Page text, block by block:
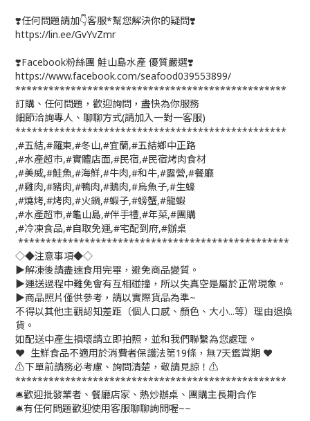
❣️任何問題請加👇客服*幫您解決你的疑問❣️
https://lin.ee/GvYvZmr
❣️Facebook粉絲團 鮭山島水產 優質嚴選❣️
https://www.facebook.com/seafood039553899/
*************************************************
訂購、任何問題，歡迎詢問，盡快為你服務
細節洽詢專人、聊聊方式(請加入一對一客服)
*************************************************
,#五結,#羅東,#冬山,#宜蘭,#五結鄉中正路
,#水產超市,#實體店面,#民宿,#民宿烤肉食材
,#美威,#鮭魚,#海鮮,#牛肉,#和牛,#露營,#餐廳
,#雞肉,#豬肉,#鴨肉,#鵝肉,#烏魚子,#生蠔
,#燒烤,#烤肉,#火鍋,#蝦子,#螃蟹,#龍蝦
,#水產超市,#龜山島,#伴手禮,#年菜,#團購
,#冷凍食品,#自取免運,#宅配到府,#辦桌
*************************************************
◇◆注意事項◆◇
▶️解凍後請盡速食用完畢，避免商品變質。
▶️運送過程中難免會有互相碰撞，所以失真空是屬於正常現象。
▶️商品照片僅供參考，請以實際貨品為準~
不得以其他主觀認知差距（個人口感、顏色、大小...等）理由退換
貨。
如配送中產生損壞請立即拍照，並和我們聯繫為您處理。
❤️ 生鮮食品不適用於消費者保護法第19條，無7天鑑賞期 ❤️
⚠️下單前請務必考慮、詢問清楚，敬請見諒！⚠️
*************************************************
🛎歡迎批發業者、餐廳店家、熱炒辦桌、團購主長期合作
🛎有任何問題歡迎使用客服聊聊詢問喔~~